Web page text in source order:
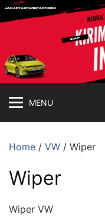
Langsung
ke
Online
MENU
Home / VW / Wiper
Wiper
Wiper VW